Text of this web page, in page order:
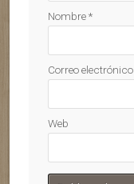
Nombre*
Correo electrónico
Web